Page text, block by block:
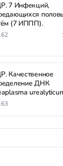
7 Инфекций,
(7 ИППП).
Качественное
ДНК